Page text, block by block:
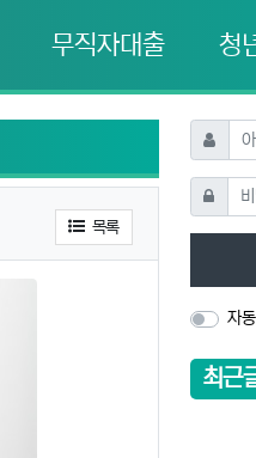
무직자대출 청
목록
아이디
비밀번호
자
최근